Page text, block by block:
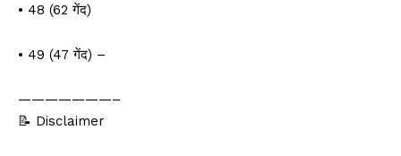
• 48 (62 गेंद)
• 49 (47 गेंद) –
———————–
📝 Disclaimer